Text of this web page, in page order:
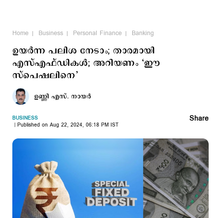
Home Business Personal Finance Banking
ഉയർന്ന പലിശ നേടാം; താരമായി
എസ്എഫ്ഡികള്‍; അറിയണം ‘ഈ
സ്പെഷലിനെ’
ഉണ്ണി എസ്. നായര്‍
BUSINESS
Published on Aug 22, 2024, 06:18 PM IST
Share